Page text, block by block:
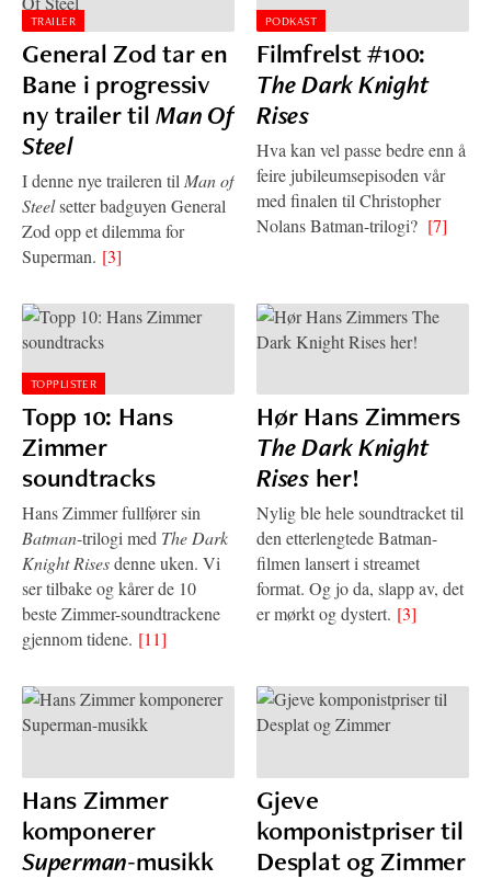
TRAILER
General Zod tar en
Bane i progressiv
ny trailer tilMan Of
Steel
I denne nye traileren til Man of
Steelsetter badguyen General
Zod opp et dilemma for
Superman. [3]
PODKAST
Filmfrelst #100:
The Dark Knight
Rises
Hva kan vel passe bedre enn å
feire jubileumsepisoden vår
med finalen til Christopher
Nolans Batman-trilogi? [7]
TOPPLISTER
Topp 10: Hans
Zimmer
soundtracks
Hans Zimmer fullfører sin
Batman-trilogi med The Dark
Knight Risesdenne uken. Vi
ser tilbake og kårer de 10
beste Zimmer-soundtrackene
gjennom tidene. [11]
Hør Hans Zimmers
The Dark Knight
Risesher!
Nylig ble hele soundtracket til
den etterlengtede Batman-
filmen lansert i streamet
format. Og jo da, slapp av, det
er mørkt og dystert. [3]
Hans Zimmer
komponerer
Superman-musikk
Gjeve
komponistpriser til
Desplat og Zimmer